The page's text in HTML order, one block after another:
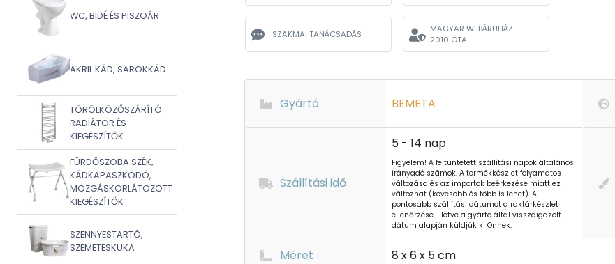
WC, BIDÉ ÉS PISZOÁR
AKRIL KÁD, SAROKKÁD
TÖRÖLKÖZŐSZÁRÍTÓ
RADIÁTOR ÉS
KIEGÉSZÍTŐK
FÜRDŐSZOBA SZÉK,
KÁDKAPASZKODÓ,
MOZGÁSKORLÁTOZOTT
KIEGÉSZÍTŐK
SZENNYESTARTÓ,
SZEMETESKUKA
SZAKMAI TANÁCSADÁS
MAGYAR WEBÁRUHÁZ
2010 ÓTA
Gyártó BEMETA
Szállítási idő
5 - 14 nap
Figyelem! A feltüntetett szállítási napok általános
irányadó számok. A termékkészlet folyamatos
változása és az importok beérkezése miatt ez
változhat (kevesebb és több is lehet). A
pontosabb szállítási dátumot a raktárkészlet
ellenőrzése, illetve a gyártó által visszaigazolt
dátum alapján küldjük ki Önnek.
Méret 8 x 6 x 5 cm